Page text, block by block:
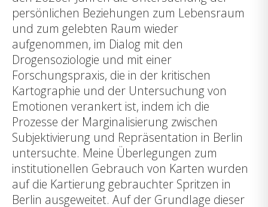
persönlichen Beziehungen zum Lebensraum
und zum gelebten Raum wieder
aufgenommen, im Dialog mit den
Drogensoziologie und mit einer
Forschungspraxis, die in der kritischen
Kartographie und der Untersuchung von
Emotionen verankert ist, indem ich die
Prozesse der Marginalisierung zwischen
Subjektivierung und Repräsentation in Berlin
untersuchte. Meine Überlegungen zum
institutionellen Gebrauch von Karten wurden
auf die Kartierung gebrauchter Spritzen in
Berlin ausgeweitet. Auf der Grundlage dieser